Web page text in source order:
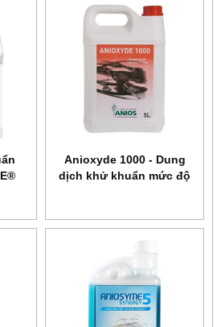
Anioxyde 1000 - Dung
dịch khử khuẩn mức độ
nhiệt